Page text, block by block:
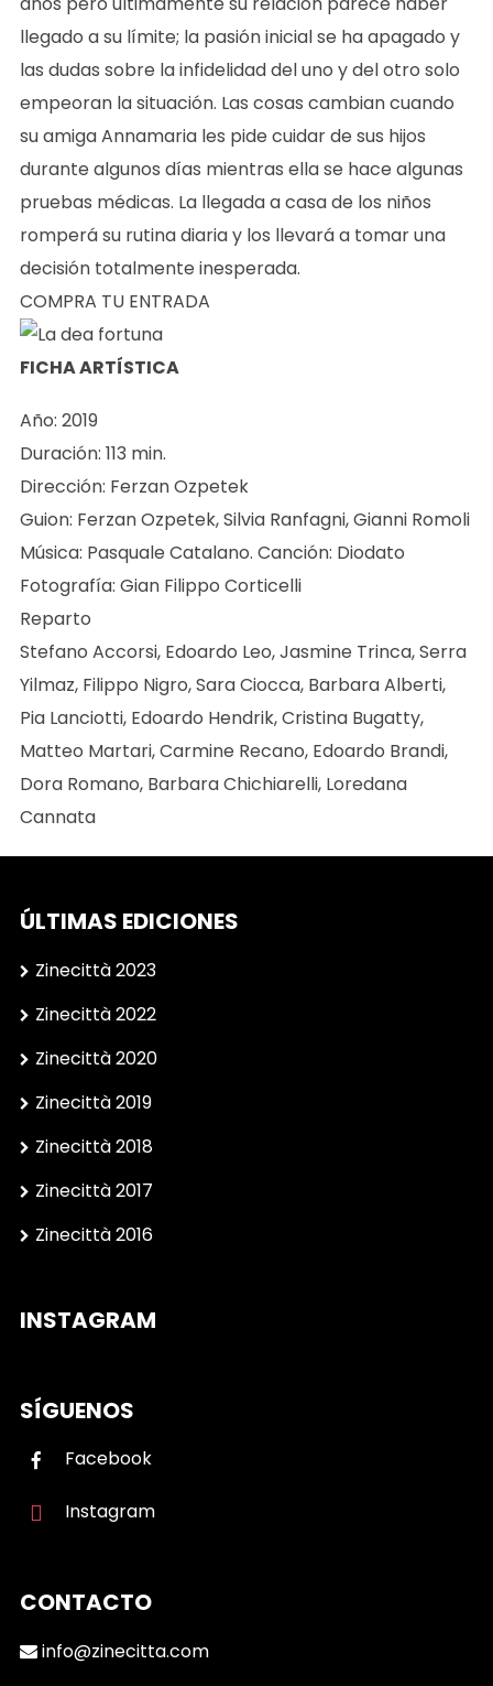
llegado a su límite; la pasión inicial se ha apagado y
las dudas sobre la infidelidad del uno y del otro solo
empeoran la situación. Las cosas cambian cuando
su amiga Annamaria les pide cuidar de sus hijos
durante algunos días mientras ella se hace algunas
pruebas médicas. La llegada a casa de los niños
romperá su rutina diaria y los llevará a tomar una
decisión totalmente inesperada.
COMPRA TU ENTRADA
FICHA ARTÍSTICA
Año: 2019
Duración: 113 min.
Dirección: Ferzan Ozpetek
Guion: Ferzan Ozpetek, Silvia Ranfagni, Gianni Romoli
Música: Pasquale Catalano. Canción: Diodato
Fotografía: Gian Filippo Corticelli
Reparto
Stefano Accorsi, Edoardo Leo, Jasmine Trinca, Serra
Yilmaz, Filippo Nigro, Sara Ciocca, Barbara Alberti,
Pia Lanciotti, Edoardo Hendrik, Cristina Bugatty,
Matteo Martari, Carmine Recano, Edoardo Brandi,
Dora Romano, Barbara Chichiarelli, Loredana
Cannata
ÚLTIMAS EDICIONES
Zinecittà 2023
Zinecittà 2022
Zinecittà 2020
Zinecittà 2019
Zinecittà 2018
Zinecittà 2017
Zinecittà 2016
INSTAGRAM
SÍGUENOS
Facebook
Instagram
CONTACTO
info@zinecitta.com